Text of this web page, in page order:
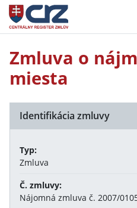
Zmluva o
miesta
Identifikácia zmluvy
Typ:
Zmluva
Č. zmluvy:
Nájomná zmluva č. 2007/